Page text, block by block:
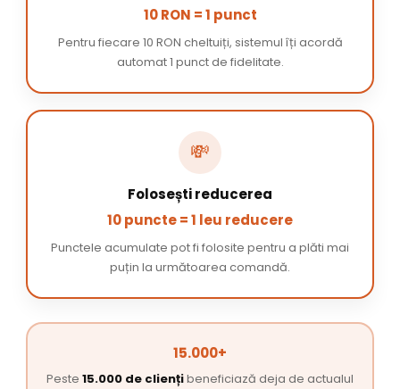
10 RON = 1 punct
Pentru fiecare 10 RON cheltuiți, sistemul îți acordă
automat 1 punct de fidelitate.
💸
Folosești reducerea
10 puncte = 1 leu reducere
Punctele acumulate pot fi folosite pentru a plăti mai
puțin la următoarea comandă.
15.000+
Peste 15.000 de cliențibeneficiază deja de actualul